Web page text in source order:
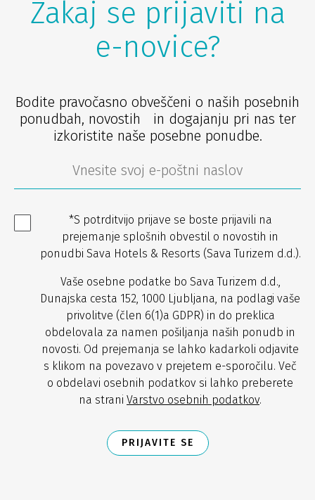
Zakaj se prijaviti na
e-novice?
Bodite pravočasno obveščeni o naših posebnih
ponudbah, novostih in dogajanju pri nas ter
izkoristite naše posebne ponudbe.
*S potrditvijo prijave se boste prijavili na
prejemanje splošnih obvestil o novostih in
ponudbi Sava Hotels & Resorts (Sava Turizem d.d.).
Vaše osebne podatke bo Sava Turizem d.d.,
Dunajska cesta 152, 1000 Ljubljana, na podlagi vaše
privolitve (člen 6(1)a GDPR) in do preklica
obdelovala za namen pošiljanja naših ponudb in
novosti. Od prejemanja se lahko kadarkoli odjavite
s klikom na povezavo v prejetem e-sporočilu. Več
o obdelavi osebnih podatkov si lahko preberete
na strani Varstvo osebnih podatkov.
PRIJAVITE SE